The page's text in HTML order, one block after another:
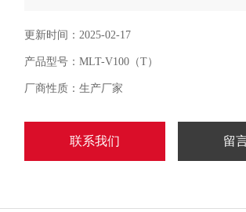
更新时间：2025-02-17
产品型号：MLT-V100（T）
厂商性质：生产厂家
联系我们 留